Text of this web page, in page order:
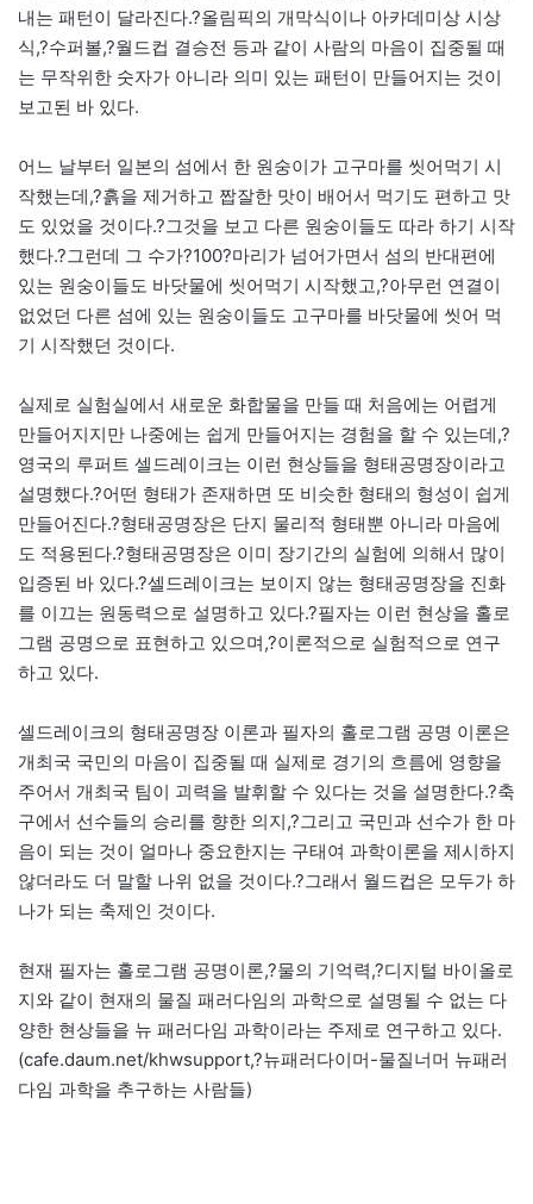
내는 패턴이 달라진다.?올림픽의 개막식이나 아카데미상 시상
식,?수퍼볼,?월드컵 결승전 등과 같이 사람의 마음이 집중될 때
는 무작위한 숫자가 아니라 의미 있는 패턴이 만들어지는 것이
보고된 바 있다.
어느 날부터 일본의 섬에서 한 원숭이가 고구마를 씻어먹기 시
작했는데,?흙을 제거하고 짭잘한 맛이 배어서 먹기도 편하고 맛
도 있었을 것이다.?그것을 보고 다른 원숭이들도 따라 하기 시작
했다.?그런데 그 수가?100?마리가 넘어가면서 섬의 반대편에
있는 원숭이들도 바닷물에 씻어먹기 시작했고,?아무런 연결이
없었던 다른 섬에 있는 원숭이들도 고구마를 바닷물에 씻어 먹
기 시작했던 것이다.
실제로 실험실에서 새로운 화합물을 만들 때 처음에는 어렵게
만들어지지만 나중에는 쉽게 만들어지는 경험을 할 수 있는데,?
영국의 루퍼트 셀드레이크는 이런 현상들을 형태공명장이라고
설명했다.?어떤 형태가 존재하면 또 비슷한 형태의 형성이 쉽게
만들어진다.?형태공명장은 단지 물리적 형태뿐 아니라 마음에
도 적용된다.?형태공명장은 이미 장기간의 실험에 의해서 많이
입증된 바 있다.?셀드레이크는 보이지 않는 형태공명장을 진화
를 이끄는 원동력으로 설명하고 있다.?필자는 이런 현상을 홀로
그램 공명으로 표현하고 있으며,?이론적으로 실험적으로 연구
하고 있다.
셀드레이크의 형태공명장 이론과 필자의 홀로그램 공명 이론은
개최국 국민의 마음이 집중될 때 실제로 경기의 흐름에 영향을
주어서 개최국 팀이 괴력을 발휘할 수 있다는 것을 설명한다.?축
구에서 선수들의 승리를 향한 의지,?그리고 국민과 선수가 한 마
음이 되는 것이 얼마나 중요한지는 구태여 과학이론을 제시하지
않더라도 더 말할 나위 없을 것이다.?그래서 월드컵은 모두가 하
나가 되는 축제인 것이다.
현재 필자는 홀로그램 공명이론,?물의 기억력,?디지털 바이올로
지와 같이 현재의 물질 패러다임의 과학으로 설명될 수 없는 다
양한 현상들을 뉴 패러다임 과학이라는 주제로 연구하고 있다.
(cafe.daum.net/khwsupport,?뉴패러다이머-물질너머 뉴패러
다임 과학을 추구하는 사람들)